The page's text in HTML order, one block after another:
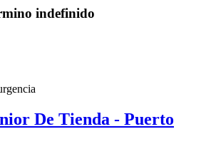
indefinido
De Tienda - Puerto